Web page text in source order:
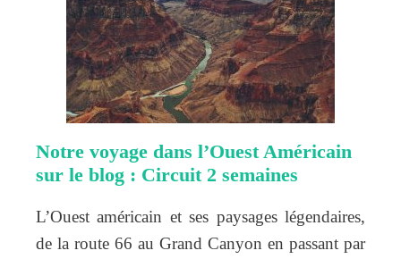
Notre voyage dans l’Ouest Américain
sur le blog : Circuit 2 semaines
L’Ouest américain et ses paysages légendaires,
de la route 66 au Grand Canyon en passant par